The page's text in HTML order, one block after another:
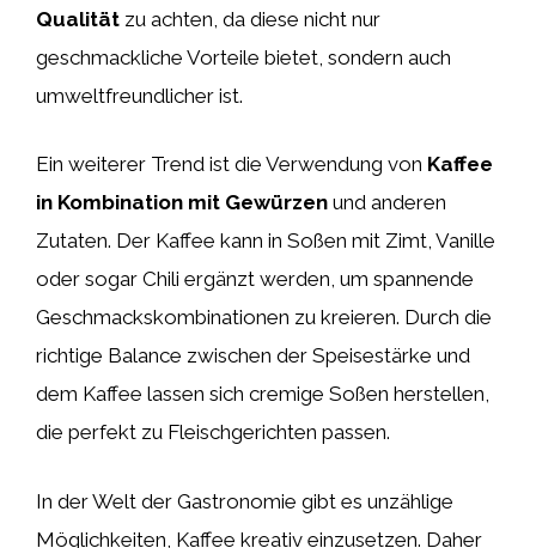
Qualität zu achten, da diese nicht nur
geschmackliche Vorteile bietet, sondern auch
umweltfreundlicher ist.
Ein weiterer Trend ist die Verwendung von Kaffee
in Kombination mit Gewürzen und anderen
Zutaten. Der Kaffee kann in Soßen mit Zimt, Vanille
oder sogar Chili ergänzt werden, um spannende
Geschmackskombinationen zu kreieren. Durch die
richtige Balance zwischen der Speisestärke und
dem Kaffee lassen sich cremige Soßen herstellen,
die perfekt zu Fleischgerichten passen.
In der Welt der Gastronomie gibt es unzählige
Möglichkeiten, Kaffee kreativ einzusetzen. Daher